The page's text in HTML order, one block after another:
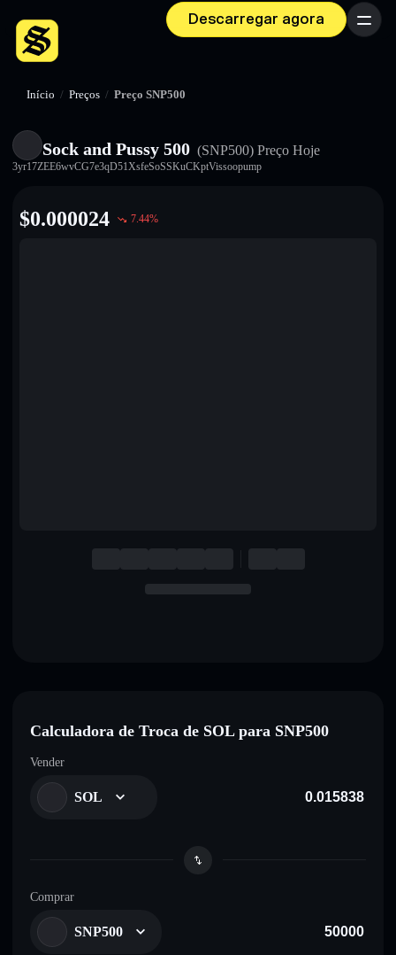
Descarregar agora Menu
Início / Preços / Preço SNP500
Sock and Pussy 500 (SNP500) Preço Hoje
3yr17ZEE6wvCG7e3qD51XsfeSoSSKuCKptVissoopump
$0.000024 7.44%
Calculadora de Troca de SOL para SNP500
Vender
SOL
Comprar
SNP500